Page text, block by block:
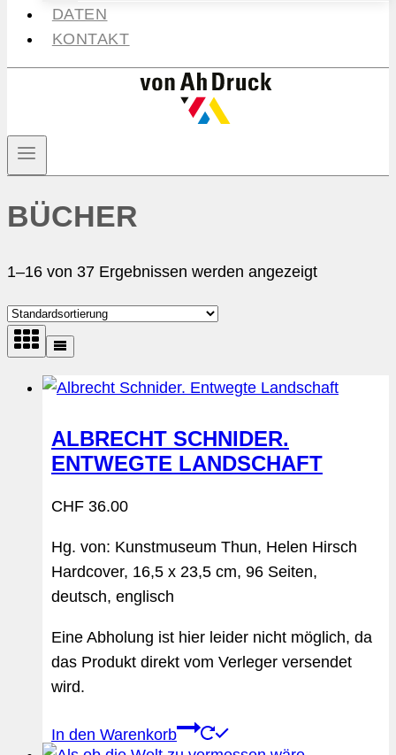
DATEN
KONTAKT
BÜCHER
1–16 von 37 Ergebnissen werden angezeigt
ALBRECHT SCHNIDER.
ENTWEGTE LANDSCHAFT
CHF 36.00
Hg. von: Kunstmuseum Thun, Helen Hirsch
Hardcover, 16,5 x 23,5 cm, 96 Seiten,
deutsch, englisch
Eine Abholung ist hier leider nicht möglich, da
das Produkt direkt vom Verleger versendet
wird.
In den Warenkorb